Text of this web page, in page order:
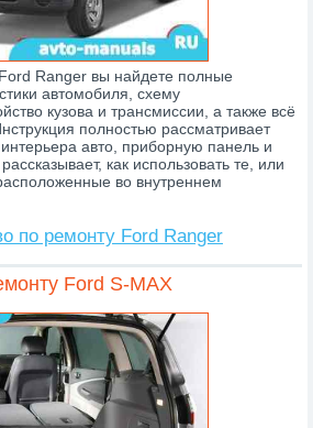
Ranger вы найдете полные
автомобиля, схему
кузова и трансмиссии, а также всё
полностью рассматривает
авто, приборную панель и
как использовать те, или
во внутреннем
по ремонту Ford Ranger
Ford S-MAX